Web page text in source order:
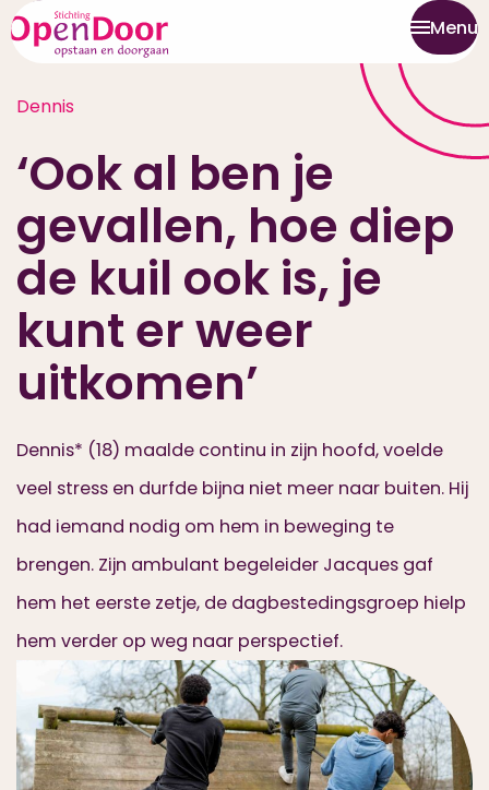
Menu
Dennis
‘Ook al ben je
gevallen, hoe diep
de kuil ook is, je
kunt er weer
uitkomen’
Dennis* (18) maalde continu in zijn hoofd, voelde
veel stress en durfde bijna niet meer naar buiten. Hij
had iemand nodig om hem in beweging te
brengen. Zijn ambulant begeleider Jacques gaf
hem het eerste zetje, de dagbestedingsgroep hielp
hem verder op weg naar perspectief.